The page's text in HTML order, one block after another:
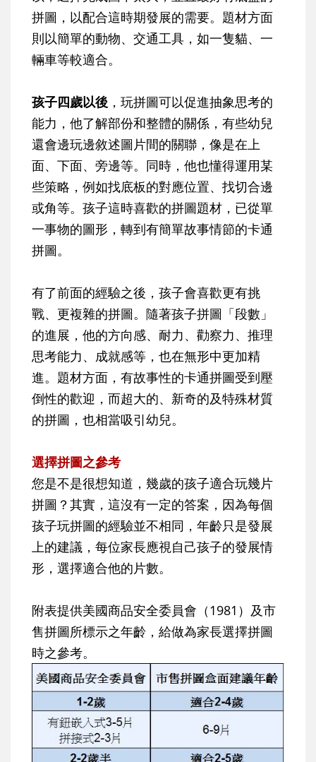
拼圖，以配合這時期發展的需要。題材方面
則以簡單的動物、交通工具，如一隻貓、一
輛車等較適合。
孩子四歲以後 ，玩拼圖可以促進抽象思考的
能力，他了解部份和整體的關係，有些幼兒
還會邊玩邊敘述圖片間的關聯，像是在上
面、下面、旁邊等。同時，他也懂得運用某
些策略，例如找底板的對應位置、找切合邊
或角等。孩子這時喜歡的拼圖題材，已從單
一事物的圖形，轉到有簡單故事情節的卡通
拼圖。
有了前面的經驗之後，孩子會喜歡更有挑
戰、更複雜的拼圖。隨著孩子拼圖「段數」
的進展，他的方向感、耐力、勸察力、推理
思考能力、成就感等，也在無形中更加精
進。題材方面，有故事性的卡通拼圖受到壓
倒性的歡迎，而超大的、新奇的及特殊材質
的拼圖，也相當吸引幼兒。
選擇拼圖之參考
您是不是很想知道，幾歲的孩子適合玩幾片
拼圖？其實，這沒有一定的答案，因為每個
孩子玩拼圖的經驗並不相同，年齡只是發展
上的建議，每位家長應視自己孩子的發展情
形，選擇適合他的片數。
附表提供美國商品安全委員會（1981）及市
售拼圖所標示之年齡，給做為家長選擇拼圖
時之參考。